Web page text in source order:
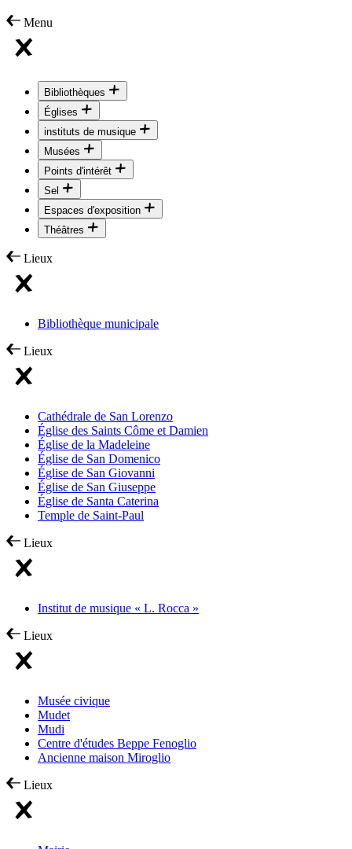
Menu
Bibliothèques
Églises
instituts de musique
Musées
Points d'intérêt
Sel
Espaces d'exposition
Théâtres
Lieux
Bibliothèque municipale
Lieux
Cathédrale de San Lorenzo
Église des Saints Côme et Damien
Église de la Madeleine
Église de San Domenico
Église de San Giovanni
Église de San Giuseppe
Église de Santa Caterina
Temple de Saint-Paul
Lieux
Institut de musique « L. Rocca »
Lieux
Musée civique
Mudet
Mudi
Centre d'études Beppe Fenoglio
Ancienne maison Miroglio
Lieux